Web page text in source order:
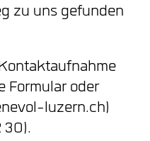
zu uns gefunden
Formular oder
luzern.ch)
30).